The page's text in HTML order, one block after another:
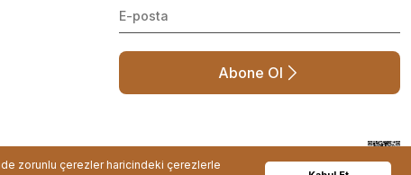
zorunlu çerezler haricindeki çerezlerle
Abone Ol